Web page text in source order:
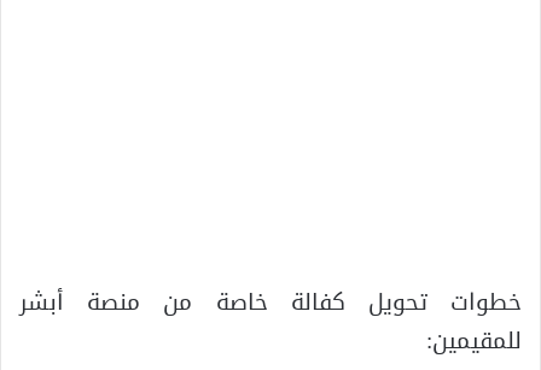
خطوات تحويل كفالة خاصة من منصة أبشر
للمقيمين: